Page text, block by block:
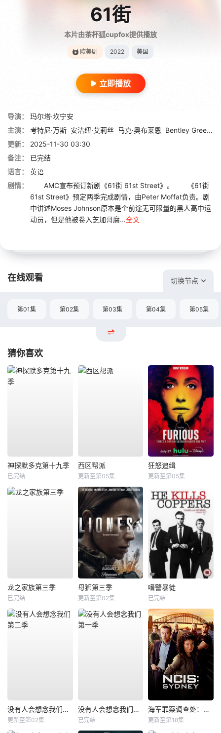
61街
本片由茶杯狐cupfox提供播放
欧美剧 2022 美国
立即播放
导演：
玛尔塔·坎宁安
主演：
考特尼·万斯 安洁纽·艾莉丝 马克·奥布莱恩 Bentley Green
更新：
2025-11-30 03:30
备注：
已完结
语言：
英语
剧情：
AMC宣布预订新剧《61街 61st Street》。 《61街
61st Street》预定两季完成剧情，由Peter Moffat负责。剧
中讲述Moses Johnson原本是个前途无可限量的黑人高中运
动员，但是他被卷入芝加哥腐...全文
在线观看 切换节点
第01集 第02集 第03集 第04集 第05集
猜你喜欢
神探默多克第十九季
已完结
西区帮派
更新至第05集
狂怒追缉
更新至第05集
龙之家族第三季
已完结
母狮第三季
更新至第02集
嗜警暴徒
已完结
没有人会想念我们第二季
更新至第02集
没有人会想念我们第一季
已完结
海军罪案调查处：悉尼第三季
更新至第18集